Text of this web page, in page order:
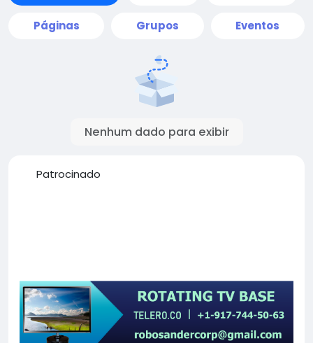
Páginas Grupos Eventos
Nenhum dado para exibir
Patrocinado